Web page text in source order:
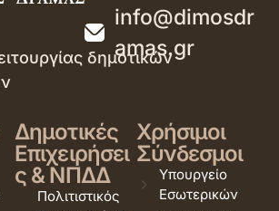
info@dimosdr
amas.gr
δημοτικών
Δημοτικές
Επιχειρήσει
ς & ΝΠΔΔ
Πολιτιστικός
Χρήσιμοι
Σύνδεσμοι
Υπουργείο
Εσωτερικών